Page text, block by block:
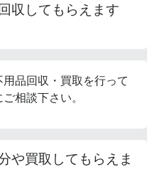
収してもらえます
品回収・買取を行って
相談下さい。
や買取してもらえま